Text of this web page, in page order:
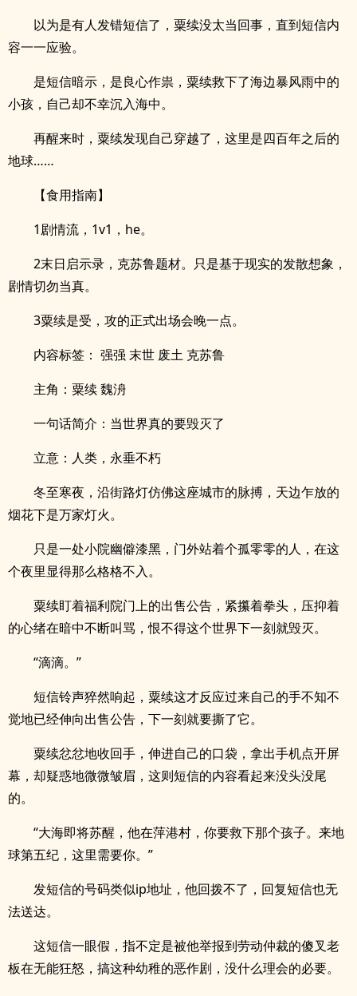
以为是有人发错短信了，粟续没太当回事，直到短信内
容一一应验。
是短信暗示，是良心作祟，粟续救下了海边暴风雨中的
小孩，自己却不幸沉入海中。
再醒来时，粟续发现自己穿越了，这里是四百年之后的
地球……
【食用指南】
1剧情流，1v1，he。
2末日启示录，克苏鲁题材。只是基于现实的发散想象，
剧情切勿当真。
3粟续是受，攻的正式出场会晚一点。
内容标签： 强强 末世 废土 克苏鲁
主角：粟续 魏洀
一句话简介：当世界真的要毁灭了
立意：人类，永垂不朽
冬至寒夜，沿街路灯仿佛这座城市的脉搏，天边乍放的
烟花下是万家灯火。
只是一处小院幽僻漆黑，门外站着个孤零零的人，在这
个夜里显得那么格格不入。
粟续盯着福利院门上的出售公告，紧攥着拳头，压抑着
的心绪在暗中不断叫骂，恨不得这个世界下一刻就毁灭。
“滴滴。”
短信铃声猝然响起，粟续这才反应过来自己的手不知不
觉地已经伸向出售公告，下一刻就要撕了它。
粟续忿忿地收回手，伸进自己的口袋，拿出手机点开屏
幕，却疑惑地微微皱眉，这则短信的内容看起来没头没尾
的。
“大海即将苏醒，他在萍港村，你要救下那个孩子。来地
球第五纪，这里需要你。”
发短信的号码类似ip地址，他回拨不了，回复短信也无
法送达。
这短信一眼假，指不定是被他举报到劳动仲裁的傻叉老
板在无能狂怒，搞这种幼稚的恶作剧，没什么理会的必要。